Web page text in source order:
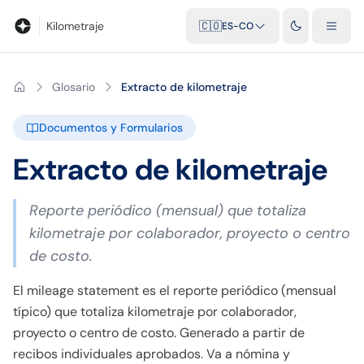
Kilometraje 🇨🇴ES-CO
Glosario Extracto de kilometraje
Documentos y Formularios
Extracto de kilometraje
Reporte periódico (mensual) que totaliza
kilometraje por colaborador, proyecto o centro
de costo.
El mileage statement es el reporte periódico (mensual
típico) que totaliza kilometraje por colaborador,
proyecto o centro de costo. Generado a partir de
recibos individuales aprobados. Va a nómina y